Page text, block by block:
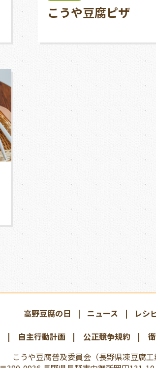
こうや豆腐ピザ
高野豆腐の日 ニュース レシ
自主行動計画 公正競争規約
こうや豆腐普及委員会 （長野県凍豆腐